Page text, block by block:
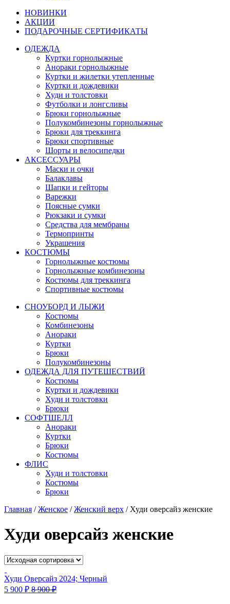
НОВИНКИ
АКЦИИ
ПОДАРОЧНЫЕ СЕРТИФИКАТЫ
ОДЕЖДА
Куртки горнолыжные
Анораки горнолыжные
Куртки и жилетки утепленные
Куртки и дождевики
Худи и толстовки
Футболки и лонгсливы
Брюки горнолыжные
Полукомбинезоны горнолыжные
Брюки для треккинга
Брюки спортивные
Шорты и велосипедки
АКСЕССУАРЫ
Маски и очки
Балаклавы
Шапки и гейторы
Варежки
Поясные сумки
Рюкзаки и сумки
Средства для мембраны
Термопринты
Украшения
КОСТЮМЫ
Горнолыжные костюмы
Горнолыжные комбинезоны
Костюмы для треккинга
Спортивные костюмы
СНОУБОРД И ЛЫЖИ
Костюмы
Комбинезоны
Анораки
Куртки
Брюки
Полукомбинезоны
ОДЕЖДА ДЛЯ ПУТЕШЕСТВИЙ
Костюмы
Куртки и дождевики
Худи и толстовки
Брюки
СОФТШЕЛЛ
Анораки
Куртки
Брюки
Костюмы
ФЛИС
Худи и толстовки
Костюмы
Брюки
Главная / Женское / Женский верх /Худи оверсайз женские
Худи оверсайз женские
Худи Оверсайз 2024; Черный
5 900 ₽ 8 900₽